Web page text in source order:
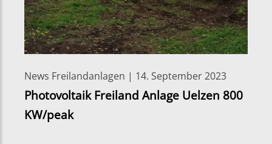
News Freilandanlagen | 14. September 2023
Photovoltaik Freiland Anlage Uelzen 800
KW/peak